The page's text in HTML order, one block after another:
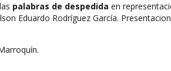
palabras de despedida en
Eduardo Rodríguez García.